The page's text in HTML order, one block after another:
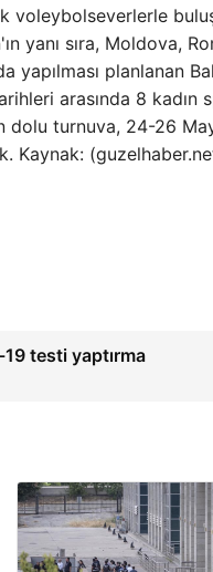
voleybolseverlerle
yanı sıra, Moldova,
yapılması planlanan
​​arasında 8
dolu turnuva, 24-26
Kaynak:
testi yaptırma